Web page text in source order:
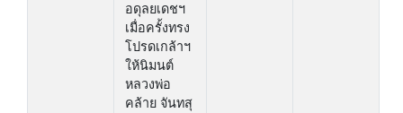
อดุลยเดชฯ
เมื่อครั้งทรง
โปรดเกล้าฯ
ให้นิมนต์
หลวงพ่อ
คล้าย จันทสุ